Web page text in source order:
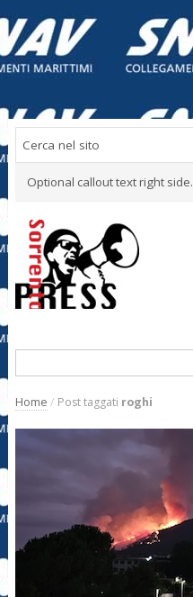
Optional callout text right side.
Home / Post taggati roghi